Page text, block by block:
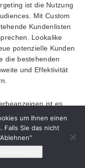
ist die Nutzung
Mit Custom
Kundenlisten
Lookalike
potenzielle Kunden
die bestehenden
und Effektivität
ist es
das sowohl
darunter
(CPM).
regelmäßig
um Ihnen einen
Falls Sie das nicht